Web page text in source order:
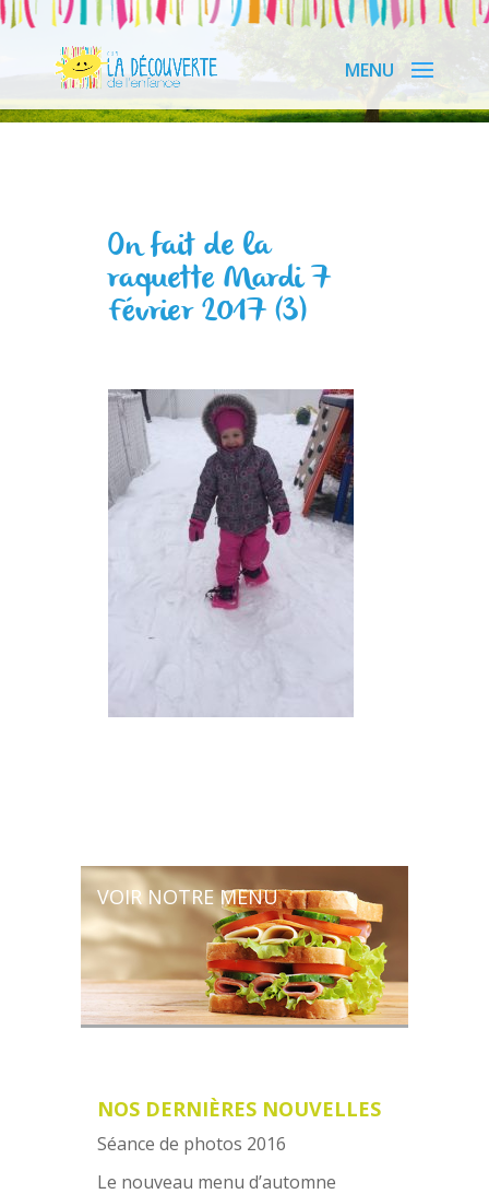
On fait de la
raquette Mardi 7
Février 2017 (3)
VOIR NOTRE MENU
NOS DERNIÈRES NOUVELLES
Séance de photos 2016
Le nouveau menu d’automne